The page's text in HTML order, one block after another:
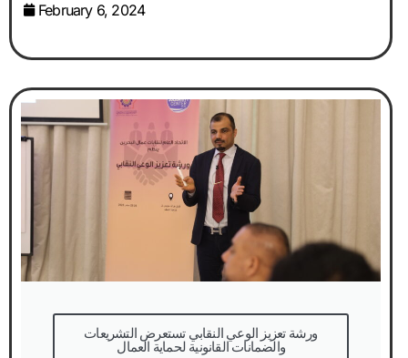
February 6, 2024
والضمانات القانونية لحماية العمال